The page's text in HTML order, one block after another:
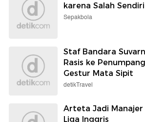
karena Salah Sendiri
Sepakbola
Staf Bandara
Rasis ke
Gestur Mata Sipit
detikTravel
Arteta Jadi Manajer
Liga Inggris